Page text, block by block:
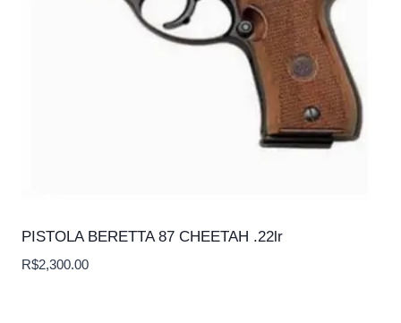
PISTOLA BERETTA 87 CHEETAH .22lr
R$2,300.00